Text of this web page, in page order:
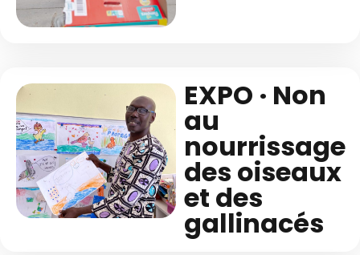
EXPO · Non
au
nourrissage
des oiseaux
et des
gallinacés